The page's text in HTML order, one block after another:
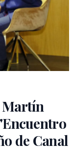
Martín
de Canal